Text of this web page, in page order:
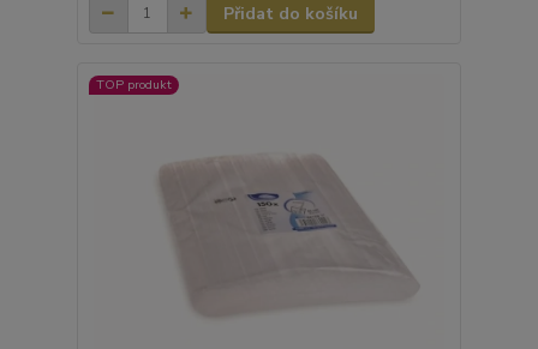
Přidat do košíku
TOP produkt